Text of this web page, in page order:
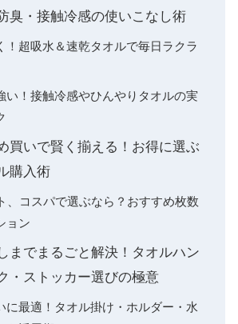
臭・接触冷感の使いこなし術
！超吸水＆速乾タオルで毎日ラクラ
い！接触冷感やひんやりタオルの実
買いで賢く揃える！お得に選ぶ
購入術
、コスパで選ぶなら？おすすめ枚数
ョン
までまるごと解決！タオルハン
・ストッカー選びの極意
に最適！タオル掛け・ホルダー・水